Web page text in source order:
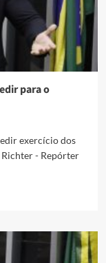
para o
exercício dos
- Repórter